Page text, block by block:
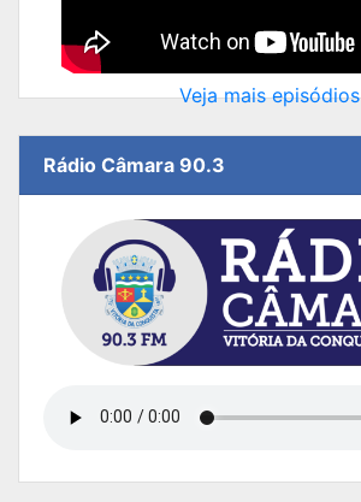
Veja mais episódios
Rádio Câmara 90.3